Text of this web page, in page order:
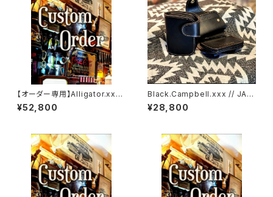
【オーダー専用】Alligator.xxx.
Peacock,Blue.Edition// JA
CK.RIDE.SSW
¥52,800
Black.Campbell.xxx // JAC
K.RIDE.SSW
¥28,800